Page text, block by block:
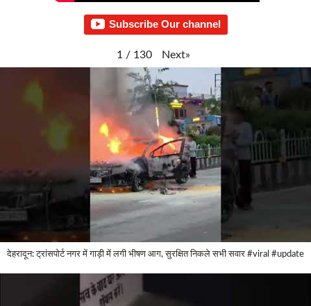
Subscribe Our channel
1 / 130 Next»
देहरादून: ट्रांसपोर्ट नगर में गाड़ी में लगी भीषण आग, सुरक्षित निकले सभी सवार #viral #update